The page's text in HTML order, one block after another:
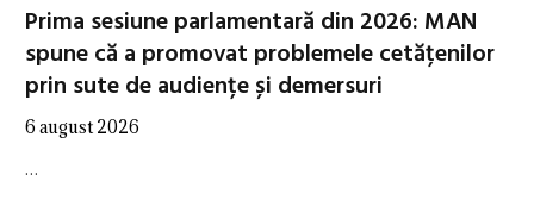
Prima sesiune parlamentară din 2026: MAN
spune că a promovat problemele cetățenilor
prin sute de audiențe și demersuri
6 august 2026
…